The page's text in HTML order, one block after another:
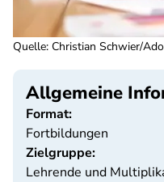
Quelle: Christian Schwier/
Allgemeine
Format:
Fortbildungen
Zielgruppe:
Lehrende und